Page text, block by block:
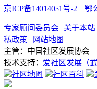
京ICP备14014031号-2
鄂
专家顾问委员会 | 关于本站
私政策 | 网站地图
主管：中国社区发展协会
技术支持： 爱社区发展（
社区地图
社区百科